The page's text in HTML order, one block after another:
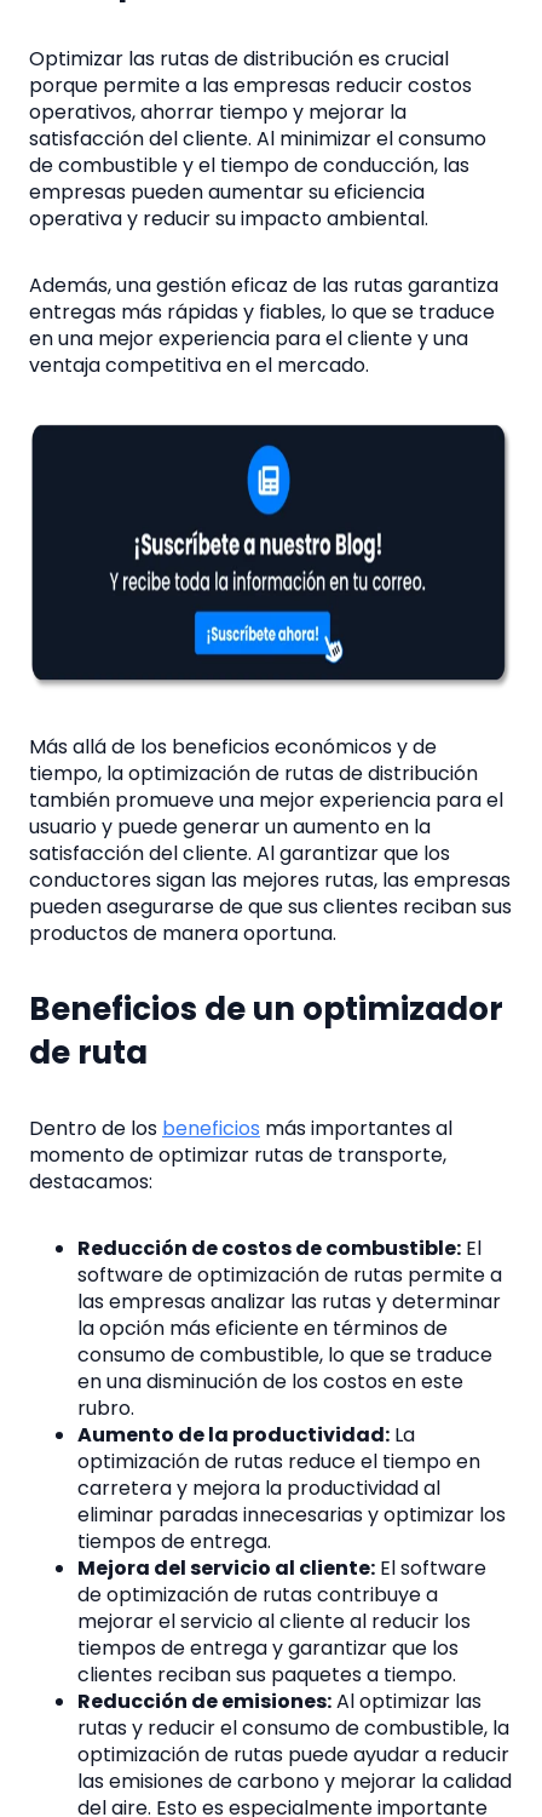
Optimizar las rutas de distribución es crucial
porque permite a las empresas reducir costos
operativos, ahorrar tiempo y mejorar la
satisfacción del cliente. Al minimizar el consumo
de combustible y el tiempo de conducción, las
empresas pueden aumentar su eficiencia
operativa y reducir su impacto ambiental.
Además, una gestión eficaz de las rutas garantiza
entregas más rápidas y fiables, lo que se traduce
en una mejor experiencia para el cliente y una
ventaja competitiva en el mercado.
Más allá de los beneficios económicos y de
tiempo, la optimización de rutas de distribución
también promueve una mejor experiencia para el
usuario y puede generar un aumento en la
satisfacción del cliente. Al garantizar que los
conductores sigan las mejores rutas, las empresas
pueden asegurarse de que sus clientes reciban sus
productos de manera oportuna.
Beneficios de un optimizador
de ruta
Dentro de los beneficios más importantes al
momento de optimizar rutas de transporte,
destacamos:
Reducción de costos de combustible: El
software de optimización de rutas permite a
las empresas analizar las rutas y determinar
la opción más eficiente en términos de
consumo de combustible, lo que se traduce
en una disminución de los costos en este
rubro.
Aumento de la productividad: La
optimización de rutas reduce el tiempo en
carretera y mejora la productividad al
eliminar paradas innecesarias y optimizar los
tiempos de entrega.
Mejora del servicio al cliente: El software
de optimización de rutas contribuye a
mejorar el servicio al cliente al reducir los
tiempos de entrega y garantizar que los
clientes reciban sus paquetes a tiempo.
Reducción de emisiones:Al optimizar las
rutas y reducir el consumo de combustible, la
optimización de rutas puede ayudar a reducir
las emisiones de carbono y mejorar la calidad
del aire. Esto es especialmente importante